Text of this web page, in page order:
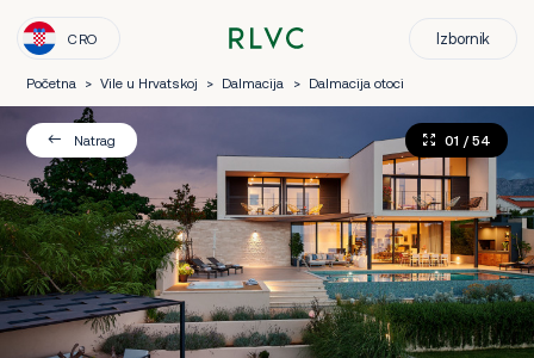
CRO Izbornik
Početna > Vile u Hrvatskoj > Dalmacija > Dalmacija otoci
Natrag 01 / 54